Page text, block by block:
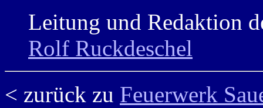
Leitung und Redaktion
Rolf Ruckdeschel
< zurück zu Feuerwerk